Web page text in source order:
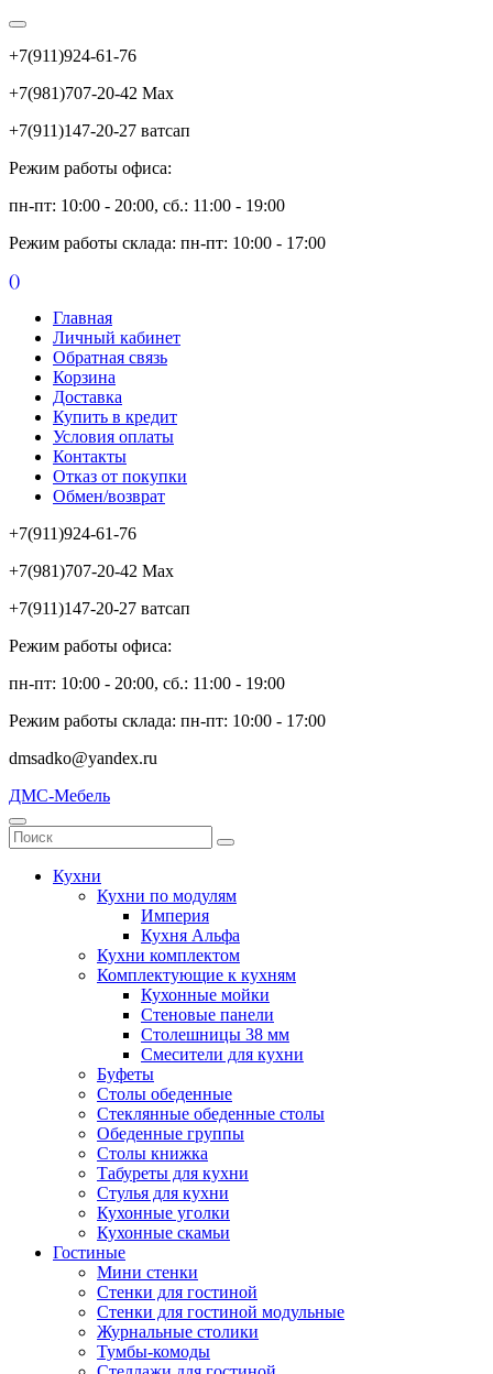
+7(911)924-61-76
+7(981)707-20-42 Max
+7(911)147-20-27 ватсап
Режим работы офиса:
пн-пт: 10:00 - 20:00, сб.: 11:00 - 19:00
Режим работы склада: пн-пт: 10:00 - 17:00
()
Главная
Личный кабинет
Обратная связь
Корзина
Доставка
Купить в кредит
Условия оплаты
Контакты
Отказ от покупки
Обмен/возврат
+7(911)924-61-76
+7(981)707-20-42 Max
+7(911)147-20-27 ватсап
Режим работы офиса:
пн-пт: 10:00 - 20:00, сб.: 11:00 - 19:00
Режим работы склада: пн-пт: 10:00 - 17:00
dmsadko@yandex.ru
ДМС-Мебель
Кухни
Кухни по модулям
Империя
Кухня Альфа
Кухни комплектом
Комплектующие к кухням
Кухонные мойки
Стеновые панели
Столешницы 38 мм
Смесители для кухни
Буфеты
Столы обеденные
Стеклянные обеденные столы
Обеденные группы
Столы книжка
Табуреты для кухни
Стулья для кухни
Кухонные уголки
Кухонные скамьи
Гостиные
Мини стенки
Стенки для гостиной
Стенки для гостиной модульные
Журнальные столики
Тумбы-комоды